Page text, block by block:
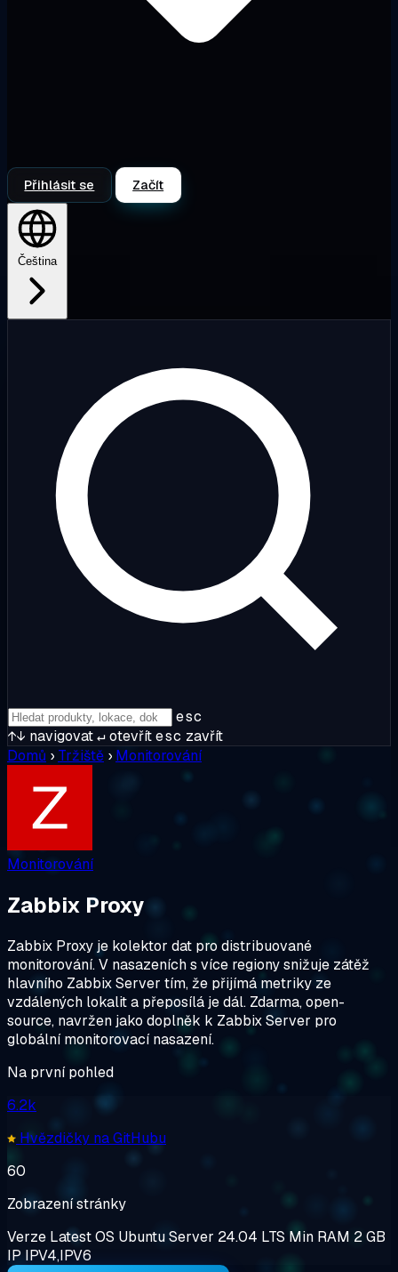
Přihlásit se Začít
Čeština
esc
↑↓ navigovat↵otevřítesc zavřít
Domů › Tržiště › Monitorování
Monitorování
Zabbix Proxy
Zabbix Proxy je kolektor dat pro distribuované
monitorování. V nasazeních s více regiony snižuje zátěž
hlavního Zabbix Server tím, že přijímá metriky ze
vzdálených lokalit a přeposílá je dál. Zdarma, open-
source, navržen jako doplněk k Zabbix Server pro
globální monitorovací nasazení.
Na první pohled
6.2k
Hvězdičky na GitHubu
60
Zobrazení stránky
Verze LatestOS Ubuntu Server 24.04 LTS Min RAM 2 GB
IP IPV4,IPV6